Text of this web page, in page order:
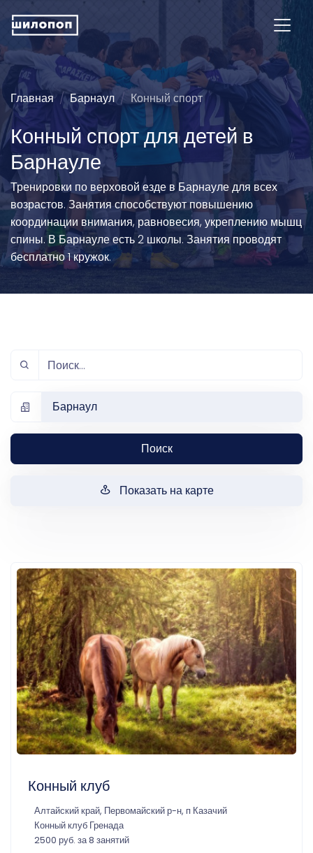
Главная Барнаул Конный спорт
Конный спорт для детей в
Барнауле
Тренировки по верховой езде в Барнауле для всех
возрастов. Занятия способствуют повышению
координации внимания, равновесия, укреплению мышц
спины. В Барнауле есть 2 школы. Занятия проводят
бесплатно 1 кружок.
Барнаул
Поиск
Показать на карте
Конный клуб
Алтайский край, Первомайский р-н, п Казачий
Конный клуб Гренада
2500 руб. за 8 занятий